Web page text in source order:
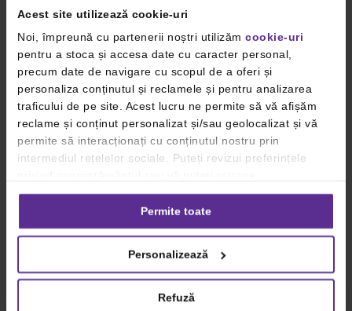
Acest site utilizează cookie-uri
Noi, împreună cu partenerii noștri utilizăm cookie-uri
pentru a stoca și accesa date cu caracter personal,
precum date de navigare cu scopul de a oferi și
personaliza conținutul și reclamele și pentru analizarea
traficului de pe site. Acest lucru ne permite să vă afișăm
reclame și conținut personalizat și/sau geolocalizat și vă
permite să interacționați cu conținutul nostru prin
intermediul rețelelor sociale. Puteți revizui preferințele
consimțământul oricând, făcând click pe linkul către
setările dvs. de cookie-uri.
privind utilizarea modulelor cookie.Detalii
Permite toate
Personalizează
Refuză